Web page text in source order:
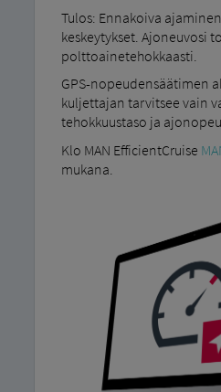
Tulos: Ennakoiva
keskeytykset. Ajoneuvosi
polttoainetehokkaasti.
GPS-nopeudensäätimen
kuljettajan tarvitsee vain
tehokkuustaso ja
Klo MAN EfficientCruise
mukana.